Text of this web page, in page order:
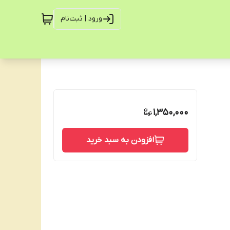
ورود | ثبت‌نام
1,350,000
افزودن به سبد خرید